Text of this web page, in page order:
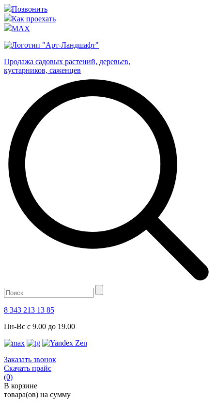
Позвонить
Как проехать
MAX
Продажа садовых растений, деревьев,
кустарников, саженцев
8 343 213 13 85
Пн-Вс с 9.00 до 19.00
Заказать звонок
Скачать прайс
(0)
В корзине
товара(ов) на сумму